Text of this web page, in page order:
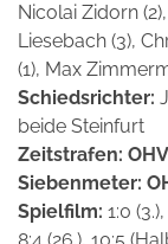
Nicolai Zidorn
Liesebach (3),
(1), Max
Schiedsrichter:
beide Steinfurt
Zeitstrafen:
Siebenmeter:
Spielfilm: 1:0